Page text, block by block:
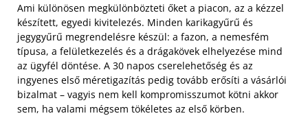
Ami különösen megkülönbözteti őket a piacon, az a kézzel
készített, egyedi kivitelezés. Minden karikagyűrű és
jegygyűrű megrendelésre készül: a fazon, a nemesfém
típusa, a felületkezelés és a drágakövek elhelyezése mind
az ügyfél döntése. A 30 napos cserelehetőség és az
ingyenes első méretigazítás pedig tovább erősíti a vásárlói
bizalmat – vagyis nem kell kompromisszumot kötni akkor
sem, ha valami mégsem tökéletes az első körben.